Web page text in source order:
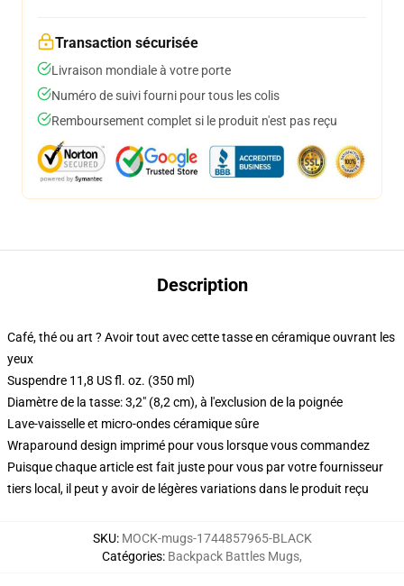
Transaction sécurisée
Livraison mondiale à votre porte
Numéro de suivi fourni pour tous les colis
Remboursement complet si le produit n'est pas reçu
Description
Café, thé ou art ? Avoir tout avec cette tasse en céramique ouvrant les
yeux
Suspendre 11,8 US fl. oz. (350 ml)
Diamètre de la tasse: 3,2" (8,2 cm), à l'exclusion de la poignée
Lave-vaisselle et micro-ondes céramique sûre
Wraparound design imprimé pour vous lorsque vous commandez
Puisque chaque article est fait juste pour vous par votre fournisseur
tiers local, il peut y avoir de légères variations dans le produit reçu
SKU: MOCK-mugs-1744857965-BLACK
Catégories: Backpack Battles Mugs,